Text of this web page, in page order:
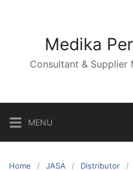
Medika
Consultant & Supplier
MENU
Home JASA
Distributor